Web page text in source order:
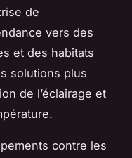
de
vers des
et des habitats
solutions plus
de l’éclairage et
contre les